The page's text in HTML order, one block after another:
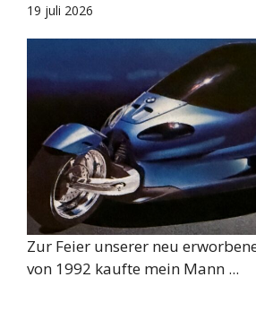
19 juli 2026
Zur Feier unserer neu
von 1992 kaufte mein Mann ...